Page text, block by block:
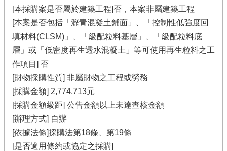
[本採購案是否屬於建築工程]否，本案非屬建築工程
[本案是否包括「瀝青混凝土鋪面」、「控制性低強度回
填材料(CLSM)」、「級配粒料基層」、「級配粒料底
層」或「低密度再生透水混凝土」等可使用再生粒料之工
作項目] 否
[財物採購性質] 非屬財物之工程或勞務
[採購金額] 2,774,713元
[採購金額級距] 公告金額以上未達查核金額
[辦理方式] 自辦
[依據法條]採購法第18條、第19條
[是否適用條約或協定之採購]